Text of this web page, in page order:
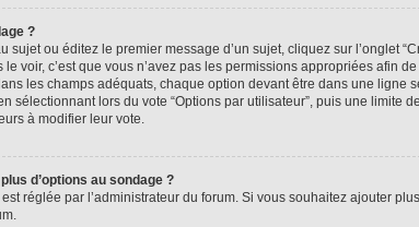
?
sujet ou éditez le premier message d’un sujet, cliquez sur l’onglet
voir, c’est que vous n’avez pas les permissions appropriées afin
les champs adéquats, chaque option devant être dans une ligne
sélectionnant lors du vote “Options par utilisateur”, puis une limite
à modifier leur vote.
d’options au sondage ?
est réglée par l’administrateur du forum. Si vous souhaitez ajouter